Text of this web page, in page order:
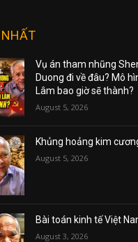
NHẤT
Vụ án tham nhũng
Duong đi về đâu? Mô
Lâm bao giờ sẽ thành?
August 5, 2026
Khủng hoảng kim
August 5, 2026
Bài toán kinh tế Việt
August 3, 2026